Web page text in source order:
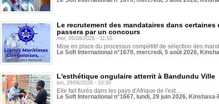
Le recrutement des mandataires dans
passera par un concours
mer, 05/08/2026 - 11:55
Mise en place du processus compétitif de sélection des
Le Soft International n°1670, mercredi, 5 août 2026,
L'esthétique ongulaire atterrit à Bandundu Ville
lun, 29/06/2026 - 10:30
Elle fait florès dans les pays d'Afrique de l'est...
Le Soft International n°1667, lundi, 29 juin 2026,